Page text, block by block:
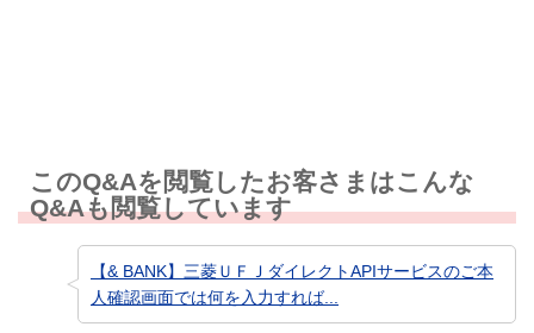
このQ&Aを閲覧したお客さまはこんな
Q&Aも閲覧しています
【& BANK】三菱ＵＦＪダイレクトAPIサービスのご本
人確認画面では何を入力すれば...